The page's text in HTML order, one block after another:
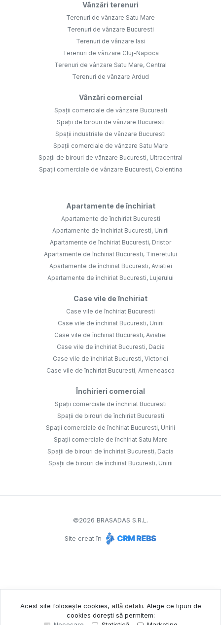
Vânzări terenuri
Terenuri de vânzare Satu Mare
Terenuri de vânzare Bucuresti
Terenuri de vânzare Iasi
Terenuri de vânzare Cluj-Napoca
Terenuri de vânzare Satu Mare, Central
Terenuri de vânzare Ardud
Vânzări comercial
Spații comerciale de vânzare Bucuresti
Spații de birouri de vânzare Bucuresti
Spații industriale de vânzare Bucuresti
Spații comerciale de vânzare Satu Mare
Spații de birouri de vânzare Bucuresti, Ultracentral
Spații comerciale de vânzare Bucuresti, Colentina
Apartamente de închiriat
Apartamente de închiriat Bucuresti
Apartamente de închiriat Bucuresti, Unirii
Apartamente de închiriat Bucuresti, Dristor
Apartamente de închiriat Bucuresti, Tineretului
Apartamente de închiriat Bucuresti, Aviatiei
Apartamente de închiriat Bucuresti, Lujerului
Case vile de închiriat
Case vile de închiriat Bucuresti
Case vile de închiriat Bucuresti, Unirii
Case vile de închiriat Bucuresti, Aviatiei
Case vile de închiriat Bucuresti, Dacia
Case vile de închiriat Bucuresti, Victoriei
Case vile de închiriat Bucuresti, Armeneasca
Închirieri comercial
Spații comerciale de închiriat Bucuresti
Spații de birouri de închiriat Bucuresti
Spații comerciale de închiriat Bucuresti, Unirii
Spații comerciale de închiriat Satu Mare
Spații de birouri de închiriat Bucuresti, Dacia
Spații de birouri de închiriat Bucuresti, Unirii
©2026 BRASADAS S.R.L.
Site creat în
Acest site folosește cookies, află detalii. Alege ce tipuri de
cookies dorești să permitem: